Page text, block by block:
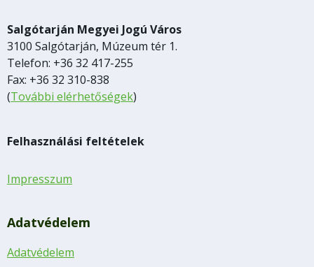
Salgótarján Megyei Jogú Város
3100 Salgótarján, Múzeum tér 1.
Telefon: +36 32 417-255
Fax: +36 32 310-838
(További elérhetőségek)
Felhasználási feltételek
Impresszum
Adatvédelem
Adatvédelem